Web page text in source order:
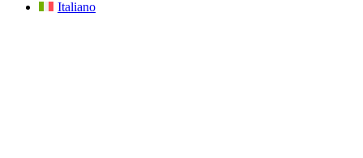
Italiano